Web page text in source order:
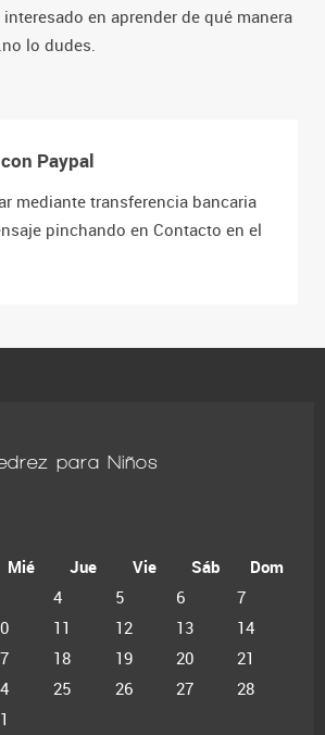
en aprender de qué manera
lo dudes.
Paypal
mediante transferencia bancaria
pinchando en Contacto en el
para Niños
Mié Jue Vie Sáb
Dom
4 5 6
7
11 12 13
14
18 19 20
21
25 26 27
28